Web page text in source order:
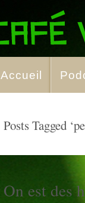
Accueil
Posts Tagged
On est des